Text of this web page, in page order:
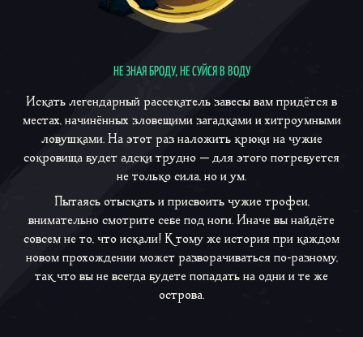
НЕ ЗНАЯ БРОДУ, НЕ СУЙСЯ В ВОДУ
Искать легендарный рассекатель завесы вам придётся в
местах, начинённых зловещими загадками и хитроумными
ловушками. На этот раз наложить крюки на чужие
сокровища будет адски трудно — для этого потребуется
не только сила, но и ум.
Пытаясь отыскать и присвоить чужие трофеи,
внимательно смотрите себе под ноги. Иначе вы найдёте
совсем не то, что искали! К тому же история при каждом
новом прохождении может разворачиваться по-разному,
так что вы не всегда будете попадать на одни и те же
острова.